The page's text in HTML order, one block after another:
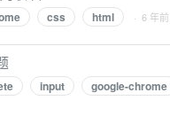
css html · 6 年前
input google-chrome